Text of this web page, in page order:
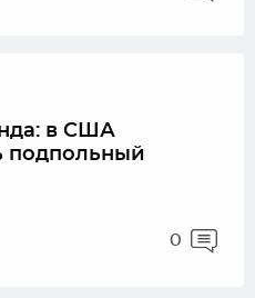
в США
подпольный
0